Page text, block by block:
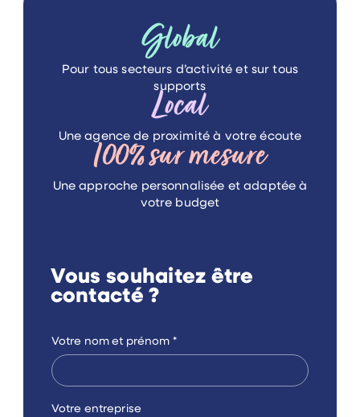
Global
Pour tous secteurs d’activitéet sur tous
supports
Local
Une agence de proximitéà votre écoute
100%sur mesure
Une approche personnalisée et adaptée à
votre budget
Vous souhaitez être
contacté ?
Votre nom et prénom *
Votre entreprise